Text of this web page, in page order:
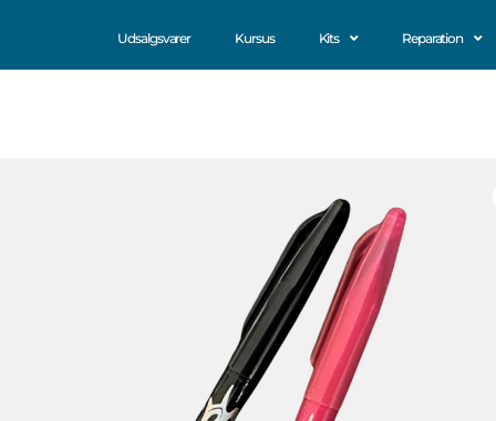
Udsalgsvarer Kursus Kits Reparation